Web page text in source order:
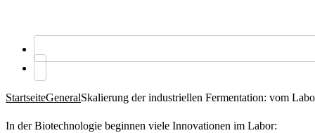
StartseiteGeneralSkalierung der industriellen Fermentation: vom
In der Biotechnologie beginnen viele Innovationen im Labor: